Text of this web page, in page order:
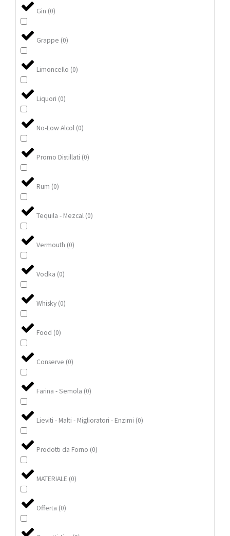
Gin (0)
Grappe (0)
Limoncello (0)
Liquori (0)
No-Low Alcol (0)
Promo Distillati (0)
Rum (0)
Tequila - Mezcal (0)
Vermouth (0)
Vodka (0)
Whisky (0)
Food (0)
Conserve (0)
Farina - Semola (0)
Lieviti - Malti - Miglioratori - Enzimi (0)
Prodotti da Forno (0)
MATERIALE (0)
Offerta (0)